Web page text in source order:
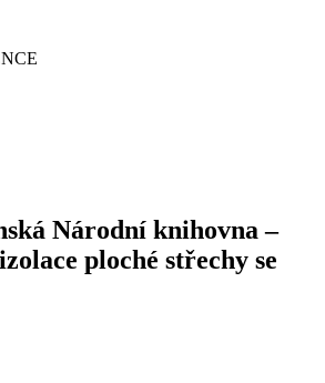
Národní knihovna –
ploché střechy se